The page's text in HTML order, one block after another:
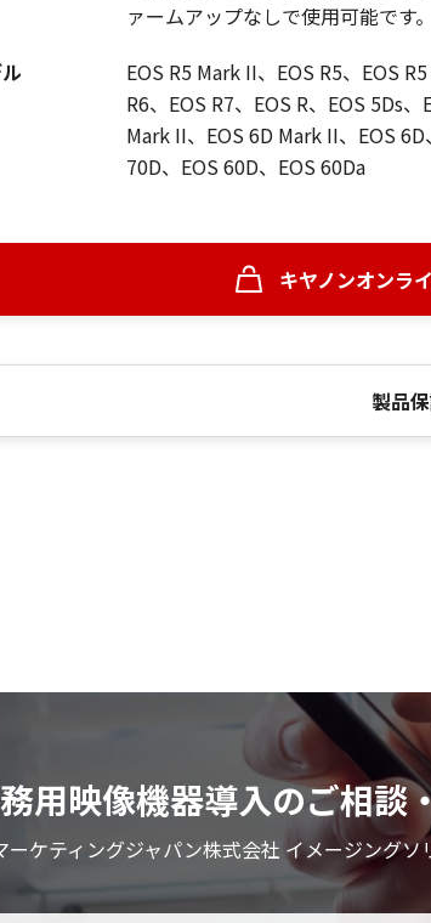
ァームアップなしで使用可能です。
EOS R5 Mark II、EOS R5、EOS
R6、EOS R7、EOS R、EOS 5Ds
Mark II、EOS 6D Mark II、EOS
70D、EOS 60D、EOS 60Da
キヤノンオンラ
製品
用映像機器導入のご相談
ーケティングジャパン株式会社 イメージングソ